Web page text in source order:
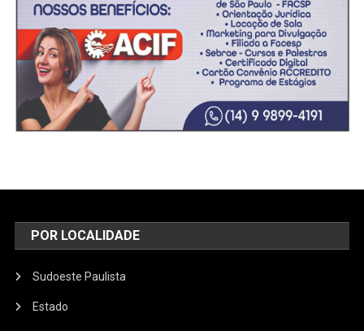
POR LOCALIDADE
Sudoeste Paulista
Estado